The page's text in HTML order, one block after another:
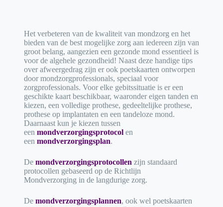
Het verbeteren van de kwaliteit van mondzorg en het
bieden van de best mogelijke zorg aan iedereen zijn van
groot belang, aangezien een gezonde mond essentieel is
voor de algehele gezondheid! Naast deze handige tips
over afweergedrag zijn er ook poetskaarten ontworpen
door mondzorgprofessionals, speciaal voor
zorgprofessionals. Voor elke gebitssituatie is er een
geschikte kaart beschikbaar, waaronder eigen tanden en
kiezen, een volledige prothese, gedeeltelijke prothese,
prothese op implantaten en een tandeloze mond.
Daarnaast kun je kiezen tussen
een mondverzorgingsprotocol en
een mondverzorgingsplan.
De mondverzorgingsprotocollen zijn standaard
protocollen gebaseerd op de Richtlijn
Mondverzorging in de langdurige zorg.
De mondverzorgingsplannen, ook wel poetskaarten